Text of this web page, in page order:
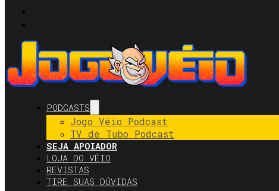
PODCASTS
Jogo Véio Podcast
TV de Tubo Podcast
SEJA APOIADOR
LOJA DO VÉIO
REVISTAS
TIRE SUAS DÚVIDAS